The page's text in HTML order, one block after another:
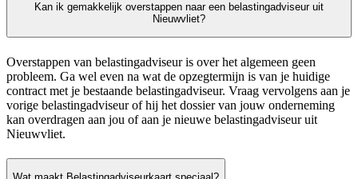
Kan ik gemakkelijk overstappen naar een belastingadviseur uit
Nieuwvliet?
Overstappen van belastingadviseur is over het algemeen geen
probleem. Ga wel even na wat de opzegtermijn is van je huidige
contract met je bestaande belastingadviseur. Vraag vervolgens aan je
vorige belastingadviseur of hij het dossier van jouw onderneming
kan overdragen aan jou of aan je nieuwe belastingadviseur uit
Nieuwvliet.